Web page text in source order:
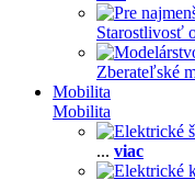
Starostlivosť
Zberateľské
Mobilita
Mobilita
... viac